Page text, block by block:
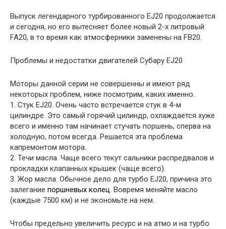
Выпуск легендарного турбированного EJ20 продолжается
и сегодня, но его вытесняет более новый 2-х литровый
FA20, в то время как атмосферники заменены на FB20.
Проблемы и недостатки двигателей Субару EJ20
Моторы данной серии не совершенны и имеют ряд
некоторых проблем, ниже посмотрим, каких именно.
1. Стук EJ20. Очень часто встречается стук в 4-м
цилиндре. Это самый горячий цилиндр, охлаждается хуже
всего и именно там начинает стучать поршень, сперва на
холодную, потом всегда. Решается эта проблема
капремонтом мотора.
2. Течи масла. Чаще всего текут сальники распредвалов и
прокладки клапанных крышек (чаще всего).
3. Жор масла. Обычное дело для турбо EJ20, причина это
залегание поршневых колец. Вовремя меняйте масло
(каждые 7500 км) и не экономьте на нем.
Чтобы предельно увеличить ресурс и на атмо и на турбо